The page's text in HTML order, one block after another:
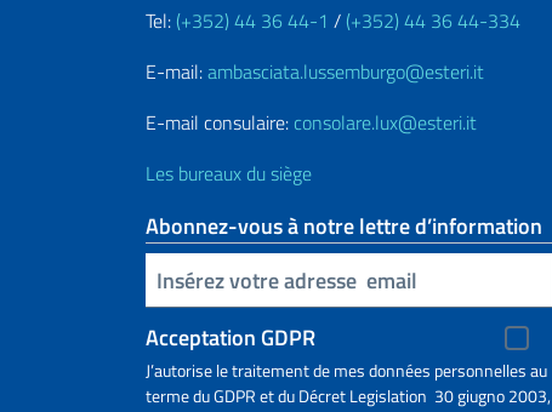
Tel: (+352) 44 36 44-1 / (+352) 44 36 44-334
E-mail:ambasciata.lussemburgo@esteri.it
E-mail consulaire: consolare.lux@esteri.it
Les bureaux du siège
Abonnez-vous à notre lettre d’information
Insert your email
Acceptation GDPR
J’autorise le traitement de mes données personnelles au
terme du GDPR et du Décret Legislation 30 giugno 2003,